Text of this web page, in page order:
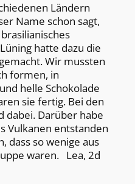
Ländern
Name schon sagt,
hatte dazu die
Wir mussten
formen, in
helle Schokolade
sie fertig. Bei den
dabei. Darüber habe
Vulkanen entstanden
dass so wenige aus
waren. Lea, 2d